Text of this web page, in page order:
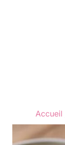
Accueil